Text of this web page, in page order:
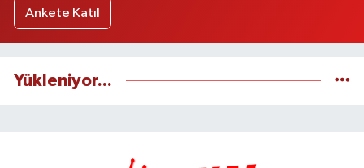
Ankete Katıl
Yükleniyor...